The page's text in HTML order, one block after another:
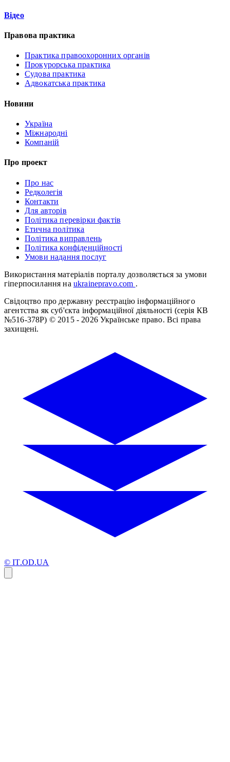
Відео
Правова практика
Практика правоохоронних органів
Прокурорська практика
Судова практика
Адвокатська практика
Новини
Україна
Міжнародні
Компаній
Про проект
Про нас
Редколегія
Контакти
Для авторів
Політика перевірки фактів
Етична політика
Політика виправлень
Політика конфіденційності
Умови надання послуг
Використання матеріалів порталу дозволяється за умови
гіперпосилання на ukrainepravo.com .
Свідоцтво про державну реєстрацію інформаційного
агентства як суб'єкта інформаційної діяльності (серія КВ
№516-378Р) © 2015 - 2026 Українське право. Всі права
захищені.
© IT.OD.UA